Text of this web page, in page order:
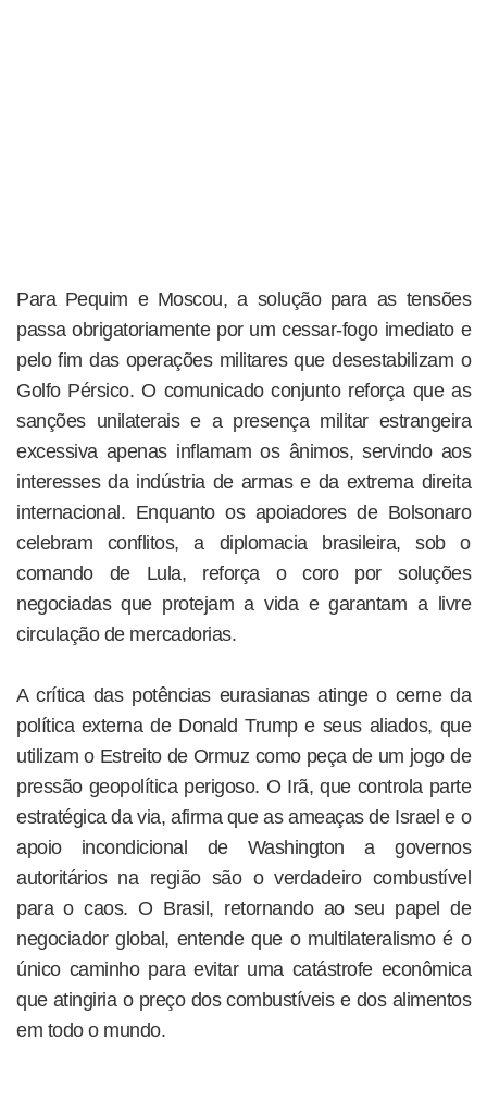
Para Pequim e Moscou, a solução para as tensões
passa obrigatoriamente por um cessar-fogo imediato e
pelo fim das operações militares que desestabilizam o
Golfo Pérsico. O comunicado conjunto reforça que as
sanções unilaterais e a presença militar estrangeira
excessiva apenas inflamam os ânimos, servindo aos
interesses da indústria de armas e da extrema direita
internacional. Enquanto os apoiadores de Bolsonaro
celebram conflitos, a diplomacia brasileira, sob o
comando de Lula, reforça o coro por soluções
negociadas que protejam a vida e garantam a livre
circulação de mercadorias.
A crítica das potências eurasianas atinge o cerne da
política externa de Donald Trump e seus aliados, que
utilizam o Estreito de Ormuz como peça de um jogo de
pressão geopolítica perigoso. O Irã, que controla parte
estratégica da via, afirma que as ameaças de Israel e o
apoio incondicional de Washington a governos
autoritários na região são o verdadeiro combustível
para o caos. O Brasil, retornando ao seu papel de
negociador global, entende que o multilateralismo é o
único caminho para evitar uma catástrofe econômica
que atingiria o preço dos combustíveis e dos alimentos
em todo o mundo.